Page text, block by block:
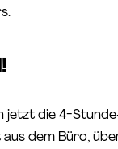
jetzt die 4-
dem Büro,